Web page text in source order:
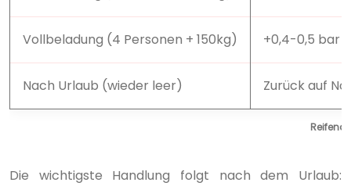
Vollbeladung (4 Personen + 150kg) +0,4-0,5 bar
Nach Urlaub (wieder leer) Zurück auf
Die wichtigste Handlung folgt nach dem Urlaub: